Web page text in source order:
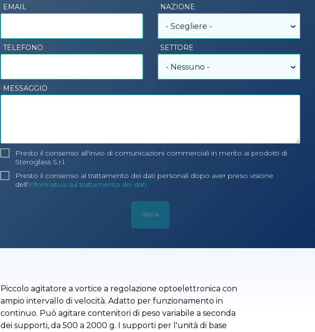
EMAIL NAZIONE
- Scegliere -
TELEFONO SETTORE
- Nessuno -
MESSAGGIO
Presto il consenso all'invio di comunicazioni commerciali in merito ai prodotti di
Steroglass S.r.l.
Presto il consenso al trattamento dei dati personali dopo aver preso visione
dell'informativa sul trattamento dei dati
Piccolo agitatore a vortice a regolazione optoelettronica con
ampio intervallo di velocità. Adatto per funzionamento in
continuo. Può agitare contenitori di peso variabile a seconda
dei supporti, da 500 a 2000 g. I supporti per l'unità di base